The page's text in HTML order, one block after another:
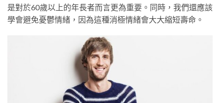
是對於60歲以上的年長者而言更為重要。同時，我們還應該
學會避免憂鬱情緒，因為這種消極情緒會大大縮短壽命。